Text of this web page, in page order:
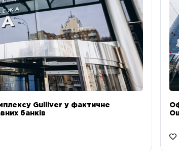
Gulliver у фактичне
банків